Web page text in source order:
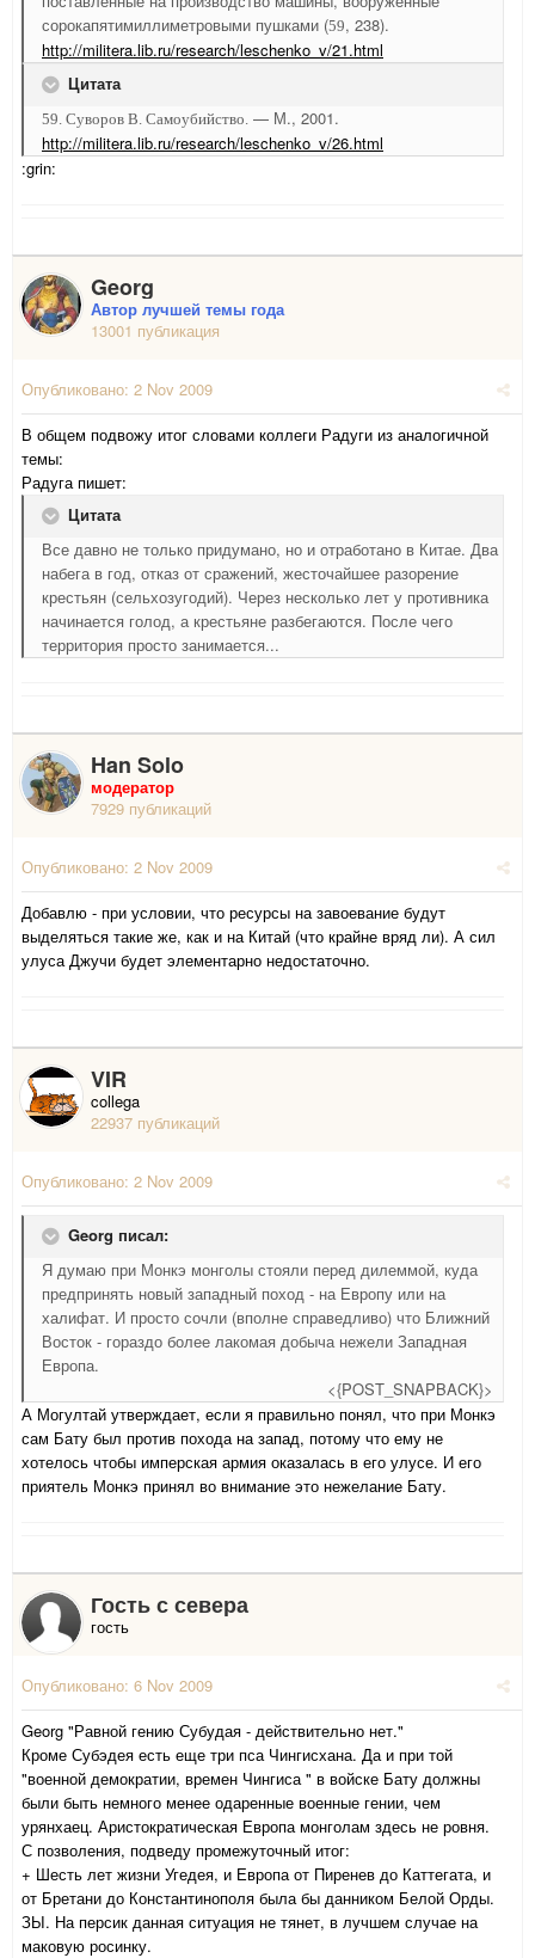
сорокапятимиллиметровыми пушками (59, 238).
http://militera.lib.ru/research/leschenko_v/21.html
Цитата
59. Суворов В. Самоубийство. — М., 2001.
http://militera.lib.ru/research/leschenko_v/26.html
:grin:
Georg
Автор лучшей темы года
13001 публикация
Опубликовано: 2 Nov 2009
В общем подвожу итог словами коллеги Радуги из аналогичной
темы:
Радуга пишет:
Цитата
Все давно не только придумано, но и отработано в Китае. Два
набега в год, отказ от сражений, жесточайшее разорение
крестьян (сельхозугодий). Через несколько лет у противника
начинается голод, а крестьяне разбегаются. После чего
территория просто занимается...
Han Solo
модератор
7929 публикаций
Опубликовано: 2 Nov 2009
Добавлю - при условии, что ресурсы на завоевание будут
выделяться такие же, как и на Китай (что крайне вряд ли). А сил
улуса Джучи будет элементарно недостаточно.
VIR
collega
22937 публикаций
Опубликовано: 2 Nov 2009
Georg писал:
Я думаю при Монкэ монголы стояли перед дилеммой, куда
предпринять новый западный поход - на Европу или на
халифат. И просто сочли (вполне справедливо) что Ближний
Восток - гораздо более лакомая добыча нежели Западная
Европа.
<{POST_SNAPBACK}>
А Могултай утверждает, если я правильно понял, что при Монкэ
сам Бату был против похода на запад, потому что ему не
хотелось чтобы имперская армия оказалась в его улусе. И его
приятель Монкэ принял во внимание это нежелание Бату.
Гость с севера
гость
Опубликовано: 6 Nov 2009
Georg "Равной гению Субудая - действительно нет."
Кроме Субэдея есть еще три пса Чингисхана. Да и при той
"военной демократии, времен Чингиса " в войске Бату должны
были быть немного менее одаренные военные гении, чем
урянхаец. Аристократическая Европа монголам здесь не ровня.
С позволения, подведу промежуточный итог:
+ Шесть лет жизни Угедея, и Европа от Пиренев до Каттегата, и
от Бретани до Константинополя была бы данником Белой Орды.
ЗЫ. На персик данная ситуация не тянет, в лучшем случае на
маковую росинку.